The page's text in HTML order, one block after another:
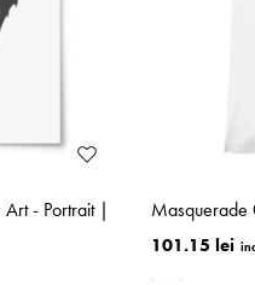
- Portrait |
Masquerade
101.15 lei